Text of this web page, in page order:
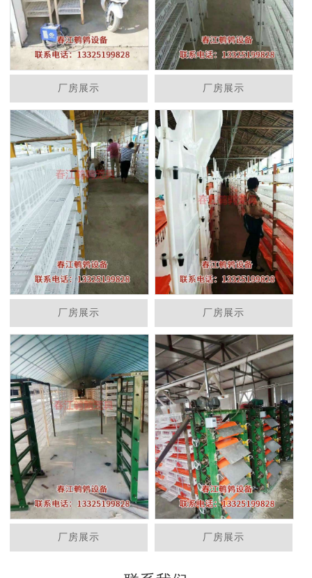
厂房展示 厂房展示
厂房展示 厂房展示
厂房展示 厂房展示